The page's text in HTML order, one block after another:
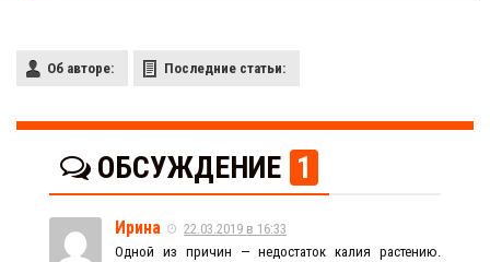
Об авторе: Последние статьи:
ОБСУЖДЕНИЕ 1
Ирина
22.03.2019 в 16:33
Одной из причин — недостаток калия растению.